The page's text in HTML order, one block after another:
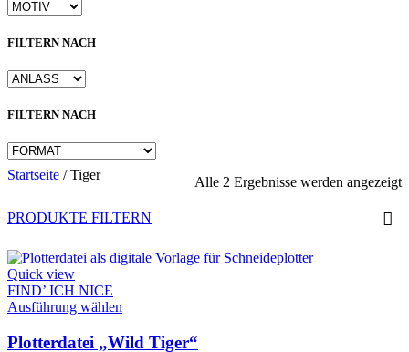
FILTERN NACH
FILTERN NACH
Startseite /Tiger Alle 2 Ergebnisse werden angezeigt
PRODUKTE FILTERN
Quick view
FIND’ ICH NICE
Ausführung wählen
weist
Plotterdatei „Wild Tiger“